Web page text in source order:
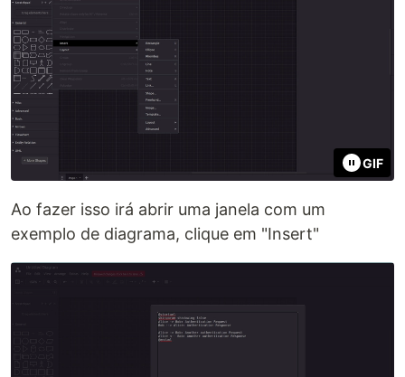
GIF
Ao fazer isso irá abrir uma janela com um
exemplo de diagrama, clique em "Insert"